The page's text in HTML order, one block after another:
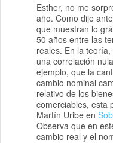
Esther, no me
año. Como dije
que muestran lo
50 años entre las
reales. En la
una correlación
ejemplo, que la
cambio nominal
relativo de los
comerciables, esta
Martín Uribe en
Observa que en
cambio real y el